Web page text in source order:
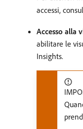
accessi,
Accesso alla
abilitare le
Insights.